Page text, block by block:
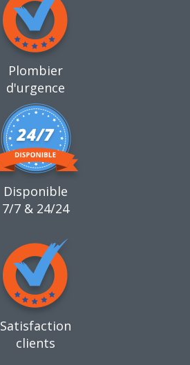
Plombier
d'urgence
Disponible
7/7 & 24/24
Satisfaction
clients